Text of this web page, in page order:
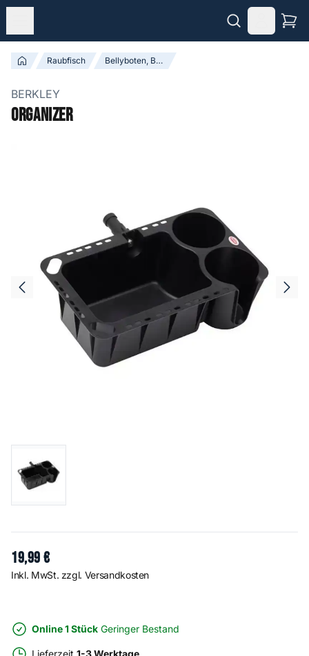
Raubfisch Bellyboten, Boten & Accessoires
BERKLEY
Organizer
19,99€
Inkl. MwSt. zzgl. Versandkosten
Online 1 Stück Geringer Bestand
Lieferzeit 1-3 Werktage